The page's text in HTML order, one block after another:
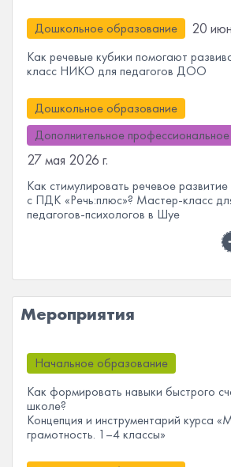
Дошкольное образование 20
Как речевые кубики помогают
класс НИКО для педагогов ДОО
Дошкольное образование
Дополнительное
27 мая 2026 г.
Как стимулировать речевое
с ПДК «Речь:плюс»? Мастер-класс
педагогов-психологов в Шуе
Мероприятия
Начальное образование
Как формировать навыки быстрого
школе?
Концепция и инструментарий курса
грамотность. 1–4 классы»